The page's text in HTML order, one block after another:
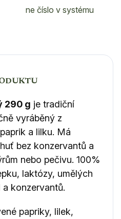
ne číslo v systému
290 g je tradiční
vyráběný z
a lilku. Má
bez konzervantů a
nebo pečivu. 100%
laktózy, umělých
konzervantů.
papriky, lilek,